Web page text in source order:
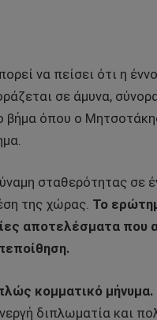
να πείσει ότι η
σε άμυνα,
βήμα όπου ο
σταθερότητας σε
της χώρας. Το
αποτελέσματα που
κομματικό μήνυμα.
διπλωματία και